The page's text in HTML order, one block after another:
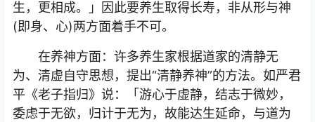
生，更相成。」因此要养生取得长寿，非从形与神
(即身、心)两方面着手不可。
在养神方面：许多养生家根据道家的清静无
为、清虚自守思想，提出“清静养神”的方法。如严君
平《老子指归》说：「游心于虚静，结志于微妙，
委虑于无欲，归计于无为，故能达生延命，与道为